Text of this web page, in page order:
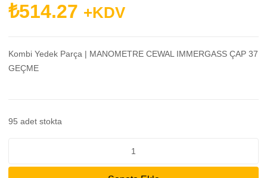
₺514.27 +KDV
Kombi Yedek Parça | MANOMETRE CEWAL IMMERGASS ÇAP 37
GEÇME
95 adet stokta
IMMERGASS